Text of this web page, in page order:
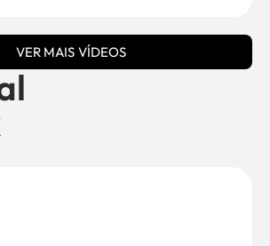
VER MAIS VÍDEOS